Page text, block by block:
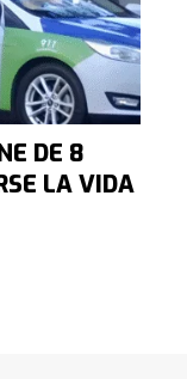
DE 8
LA VIDA